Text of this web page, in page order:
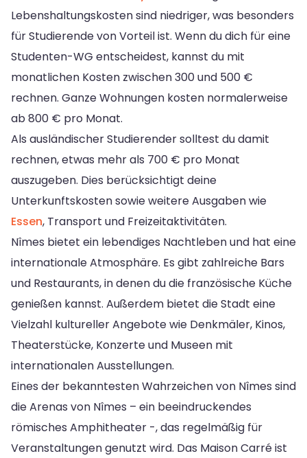
Lebenshaltungskosten sind niedriger, was besonders
für Studierende von Vorteil ist. Wenn du dich für eine
Studenten-WG entscheidest, kannst du mit
monatlichen Kosten zwischen 300 und 500 €
rechnen. Ganze Wohnungen kosten normalerweise
ab 800 € pro Monat.
Als ausländischer Studierender solltest du damit
rechnen, etwas mehr als 700 € pro Monat
auszugeben. Dies berücksichtigt deine
Unterkunftskosten sowie weitere Ausgaben wie
Essen, Transport und Freizeitaktivitäten.
Nîmes bietet ein lebendiges Nachtleben und hat eine
internationale Atmosphäre. Es gibt zahlreiche Bars
und Restaurants, in denen du die französische Küche
genießen kannst. Außerdem bietet die Stadt eine
Vielzahl kultureller Angebote wie Denkmäler, Kinos,
Theaterstücke, Konzerte und Museen mit
internationalen Ausstellungen.
Eines der bekanntesten Wahrzeichen von Nîmes sind
die Arenas von Nîmes – ein beeindruckendes
römisches Amphitheater -, das regelmäßig für
Veranstaltungen genutzt wird. Das Maison Carré ist